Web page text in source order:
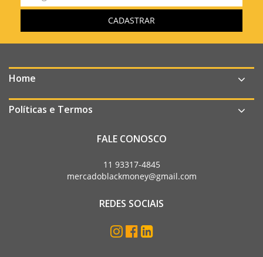
Home
Políticas e Termos
FALE CONOSCO
11 93317-4845
mercadoblackmoney@gmail.com
REDES SOCIAIS